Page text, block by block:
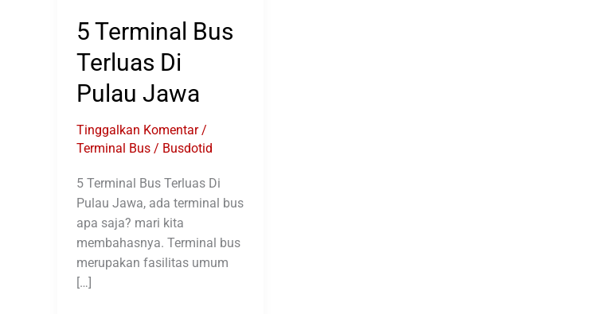
5 Terminal Bus
Terluas Di
Pulau Jawa
Tinggalkan Komentar /
Terminal Bus / Busdotid
5 Terminal Bus Terluas Di
Pulau Jawa, ada terminal bus
apa saja? mari kita
membahasnya. Terminal bus
merupakan fasilitas umum
[…]